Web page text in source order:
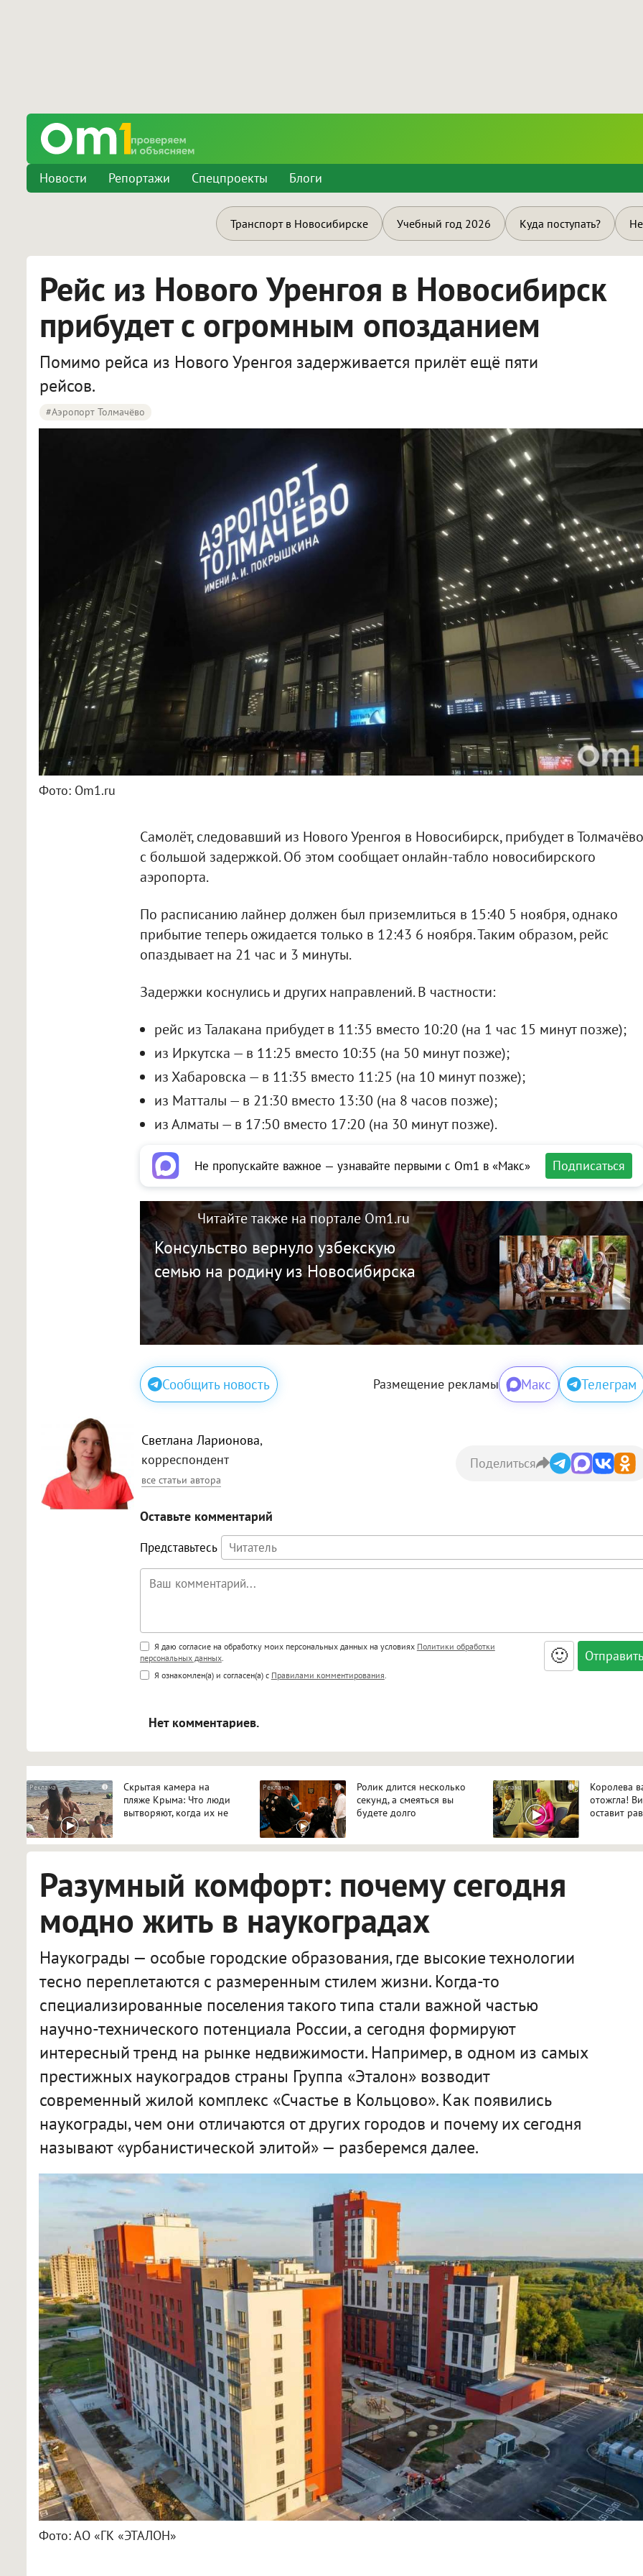
Новости Репортажи Спецпроекты Блоги
Транспорт в Новосибирске Учебный год 2026 Куда поступать?
Рейс из Нового Уренгоя в Новосибирск
прибудет с огромным опозданием
Помимо рейса из Нового Уренгоя задерживается прилёт ещё пяти
рейсов.
#Аэропорт Толмачёво
Фото: Om1.ru
Самолёт, следовавший из Нового Уренгоя в Новосибирск, прибудет в Толмачёво
с большой задержкой. Об этом сообщает онлайн-табло новосибирского
аэропорта.
По расписанию лайнер должен был приземлиться в 15:40 5 ноября, однако
прибытие теперь ожидается только в 12:43 6 ноября. Таким образом, рейс
опаздывает на 21 час и 3 минуты.
Задержки коснулись и других направлений. В частности:
рейс из Талакана прибудет в 11:35 вместо 10:20 (на 1 час 15 минут позже);
из Иркутска — в 11:25 вместо 10:35 (на 50 минут позже);
из Хабаровска — в 11:35 вместо 11:25 (на 10 минут позже);
из Матталы — в 21:30 вместо 13:30 (на 8 часов позже);
из Алматы — в 17:50 вместо 17:20 (на 30 минут позже).
Не пропускайте важное — узнавайте первыми с Om1 в «Макс» Подписаться
Читайте также на портале Om1.ru
Консульство вернуло узбекскую
семью на родину из Новосибирска
Сообщить новость Размещение рекламы Макс Телеграм
Светлана Ларионова,
корреспондент
все статьи автора
Поделиться
Оставьте комментарий
Представьтесь
Поддержка HTML
<b>, <strong>, <u>, <i>, <em>, <s>, <big>, <small>, <sup>, <sub>, <pre>, <ul>, <ol>, <li>,
<blockquote>, <code> экранирует HTML, адреса URL автоматически становятся ссылками, и
Я даю согласие на обработку моих персональных данных на условиях Политики обработки
персональных данных.
Я ознакомлен(а) и согласен(а) с Правилами комментирования
🙂
Нет комментариев.
i
Скрытая камера на
пляже Крыма: Что люди
вытворяют, когда их не
i
Ролик длится несколько
секунд, а смеяться вы
будете долго
i
Королева
отожгла!
оставит
Разумный комфорт: почему сегодня
модно жить в наукоградах
Наукограды — особые городские образования, где высокие технологии
тесно переплетаются с размеренным стилем жизни. Когда-то
специализированные поселения такого типа стали важной частью
научно-технического потенциала России, а сегодня формируют
интересный тренд на рынке недвижимости. Например, в одном из самых
престижных наукоградов страны Группа «Эталон» возводит
современный жилой комплекс «Счастье в Кольцово». Как появились
наукограды, чем они отличаются от других городов и почему их сегодня
называют «урбанистической элитой» — разберемся далее.
Фото: АО «ГК «ЭТАЛОН»